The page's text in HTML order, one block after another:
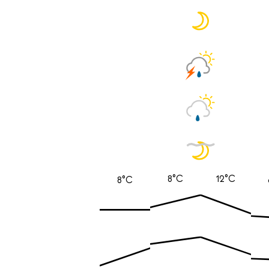
8°C 8°C 12°C